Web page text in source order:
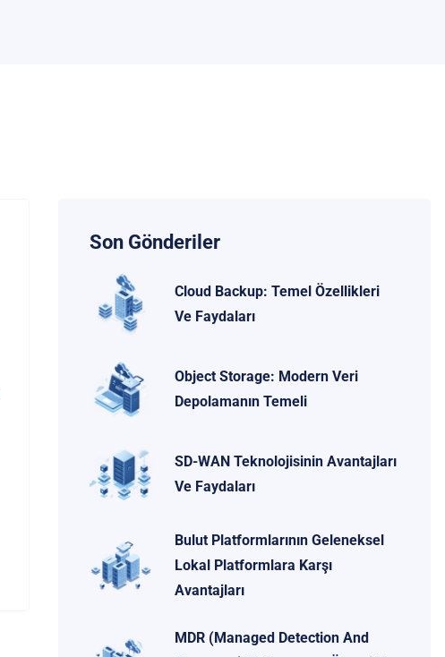
Son Gönderiler
Cloud Backup: Temel Özellikleri
Ve Faydaları
Object Storage: Modern Veri
Depolamanın Temeli
SD-WAN Teknolojisinin Avantajları
Ve Faydaları
Bulut Platformlarının Geleneksel
Lokal Platformlara Karşı
Avantajları
MDR (Managed Detection And